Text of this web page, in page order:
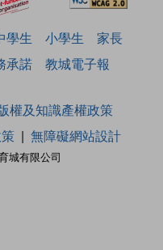
學生 小學生
家長
承諾 教城電子報
城有限公司
權及知識產權政策
無障礙網站設計